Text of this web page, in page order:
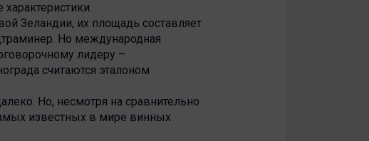
Зеландии, их площадь составляет
Но международная
лидеру –
считаются эталоном
Но, несмотря на сравнительно
известных в мире винных